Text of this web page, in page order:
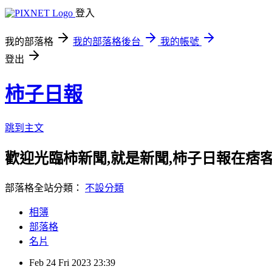
登入
我的部落格 我的部落格後台
我的帳號
登出
柿子日報
跳到主文
歡迎光臨柿新聞,就是新聞,柿子日報在痞
部落格全站分類： 不設分類
相簿
部落格
名片
Feb 24 Fri 2023 23:39